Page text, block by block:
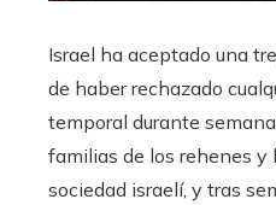
Israel ha aceptado una
de haber rechazado
temporal durante
familias de los rehenes y
sociedad israelí, y tras